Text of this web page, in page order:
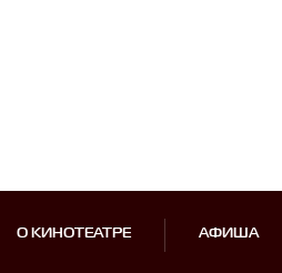
О КИНОТЕАТРЕ АФИША